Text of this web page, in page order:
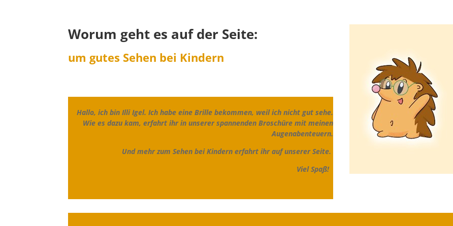
Worum geht es auf der Seite:
um gutes Sehen bei Kindern
Hallo, ich bin Illi Igel. Ich habe eine Brille bekommen, weil ich nicht gut sehe.
Wie es dazu kam, erfahrt ihr in unserer spannenden Broschüre mit meinen
Augenabenteuern.
Und mehr zum Sehen bei Kindern erfahrt ihr auf unserer Seite.
Viel Spaß!